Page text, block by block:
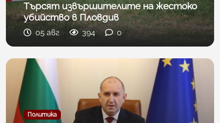
Търсят извършителите на жестоко
убийство в Пловдив
05 авг 394 0
Политика